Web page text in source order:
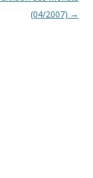
(04/2007) →